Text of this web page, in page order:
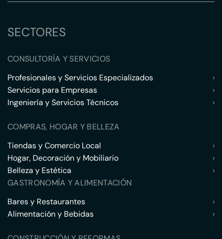
SECTORES
CONSULTORÍA Y SERVICIOS
Profesionales y Servicios Especializados
›
Servicios para Empresas
›
Ingeniería y Servicios Técnicos
›
COMPRAS, HOGAR Y BELLEZA
Tiendas y Comercio Local
›
Hogar, Decoración y Mobiliario
›
Belleza y Estética
›
GASTRONOMÍA Y ALIMENTACIÓN
Bares y Restaurantes
›
Alimentación y Bebidas
›